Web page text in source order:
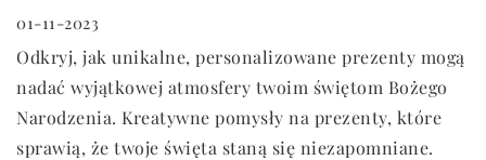
01-11-2023
Odkryj, jak unikalne, personalizowane prezenty mogą
nadać wyjątkowej atmosfery twoim świętom Bożego
Narodzenia. Kreatywne pomysły na prezenty, które
sprawią, że twoje święta staną się niezapomniane.